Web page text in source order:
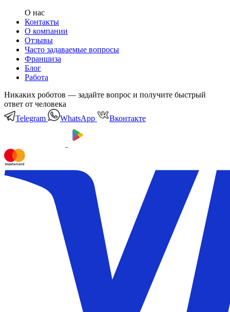
О нас
Контакты
О компании
Отзывы
Часто задаваемые вопросы
Франшиза
Блог
Работа
Никаких роботов — задайте вопрос и получите быстрый
ответ от человека
Telegram
WhatsApp Вконтакте